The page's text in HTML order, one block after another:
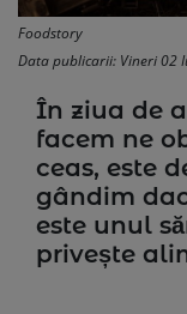
Foodstory
Data publicarii: Vineri 02
În ziua de
facem ne
ceas, este
gândim
este unul
privește